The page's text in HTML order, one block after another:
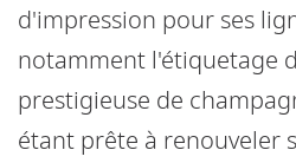
d'impression pour ses
notamment l'étiquetage
prestigieuse de
étant prête à renouveler